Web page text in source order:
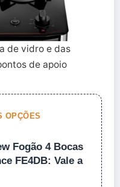
de vidro e das
de apoio
OPÇÕES
Fogão 4 Bocas
FE4DB: Vale a